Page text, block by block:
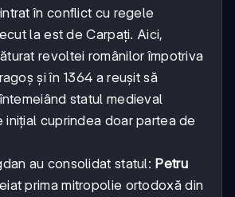
în conflict cu regele
la est de Carpați. Aici,
revoltei românilor împotriva
și în 1364 a reușit să
statul medieval
inițial cuprindea doar partea de
au consolidat statul: Petru
prima mitropolie ortodoxă din